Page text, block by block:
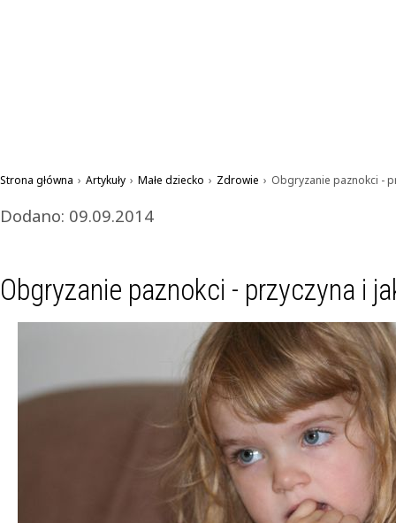
Strona główna › Artykuły › Małe dziecko › Zdrowie › Obgryzanie paznokci -
Dodano: 09.09.2014
Obgryzanie paznokci - przyczyna i